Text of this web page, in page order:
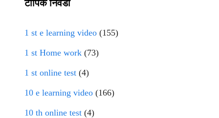
टॉपिक निवडा
1 st e learning video (155)
1 st Home work (73)
1 st online test (4)
10 e learning video (166)
10 th online test (4)